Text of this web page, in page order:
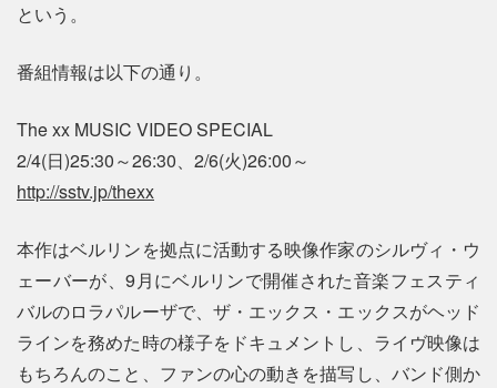
という。
番組情報は以下の通り。
The xx MUSIC VIDEO SPECIAL
2/4(日)25:30～26:30、2/6(火)26:00～
http://sstv.jp/thexx
本作はベルリンを拠点に活動する映像作家のシルヴィ・ウ
ェーバーが、9月にベルリンで開催された音楽フェスティ
バルのロラパルーザで、ザ・エックス・エックスがヘッド
ラインを務めた時の様子をドキュメントし、ライヴ映像は
もちろんのこと、ファンの心の動きを描写し、バンド側か